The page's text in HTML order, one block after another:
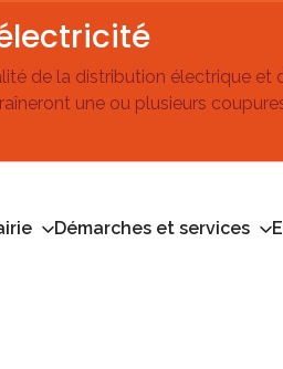
de la distribution électrique
une ou plusieurs
Démarches et services